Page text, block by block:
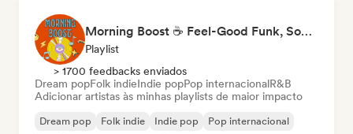
Morning Boost ☕ Feel-Good Funk, Soul & Neo-Soul to Wake Up
Playlist
> 1700 feedbacks enviados
Dream popFolk indieIndie popPop internacionalR&B
Adicionar artistas às minhas playlists de maior impacto
Dream pop Folk indie Indie pop
Pop internacional